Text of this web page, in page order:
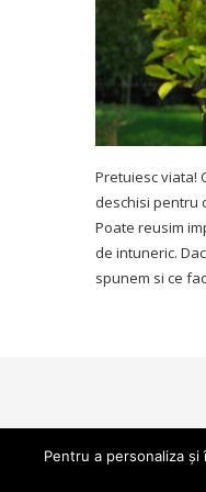
Pretuiesc viata!
deschisi pentru
Poate reusim
de intuneric.
spunem si ce
Pentru a personaliza